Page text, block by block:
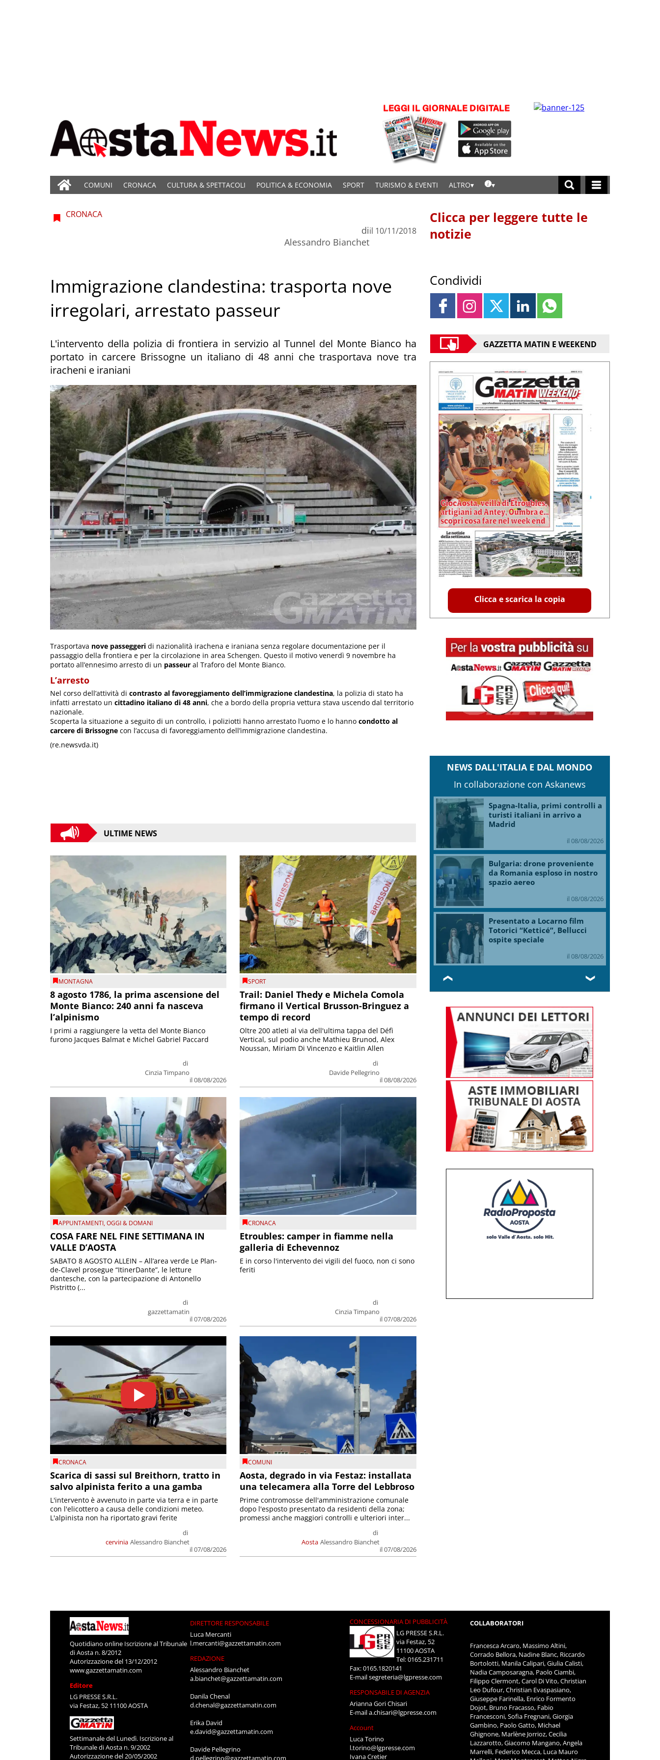
COMUNI CRONACA CULTURA & SPETTACOLI POLITICA & ECONOMIA SPORT TURISMO & EVENTI ALTRO
CRONACA
di
Alessandro Bianchet
il 10/11/2018
Immigrazione clandestina: trasporta nove
irregolari, arrestato passeur
L'intervento della polizia di frontiera in servizio al Tunnel del Monte Bianco ha
portato in carcere Brissogne un italiano di 48 anni che trasportava nove tra
iracheni e iraniani
Trasportava nove passeggeri di nazionalità irachena e iraniana senza regolare documentazione per il
passaggio della frontiera e per la circolazione in area Schengen. Questo il motivo venerdì 9 novembre ha
portato all’ennesimo arresto di un passeur al Traforo del Monte Bianco.
L’arresto
Nel corso dell’attività di contrasto al favoreggiamento dell’immigrazione clandestina, la polizia di stato ha
infatti arrestato un cittadino italiano di 48 anni, che a bordo della propria vettura stava uscendo dal territorio
nazionale.
Scoperta la situazione a seguito di un controllo, i poliziotti hanno arrestato l’uomo e lo hanno condotto al
carcere di Brissogne con l’accusa di favoreggiamento dell’immigrazione clandestina.
(re.newsvda.it)
ULTIME NEWS
MONTAGNA
8 agosto 1786, la prima ascensione del
Monte Bianco: 240 anni fa nasceva
l’alpinismo
di
Cinzia Timpano
il 08/08/2026
I primi a raggiungere la vetta del Monte Bianco
furono Jacques Balmat e Michel Gabriel Paccard
SPORT
Trail: Daniel Thedy e Michela Comola
firmano il Vertical Brusson-Bringuez a
tempo di record
di
Davide Pellegrino
il 08/08/2026
Oltre 200 atleti al via dell'ultima tappa del Défì
Vertical, sul podio anche Mathieu Brunod, Alex
Noussan, Miriam Di Vincenzo e Kaitlin Allen
APPUNTAMENTI,OGGI & DOMANI
COSA FARE NEL FINE SETTIMANA IN
VALLE D’AOSTA
di
gazzettamatin
il 07/08/2026
SABATO 8 AGOSTO ALLEIN – All’area verde Le Plan-
de-Clavel prosegue “ItinerDante”, le letture
dantesche, con la partecipazione di Antonello
Pistritto (...
CRONACA
Etroubles: camper in fiamme nella
galleria di Echevennoz
di
Cinzia Timpano
il 07/08/2026
E in corso l'intervento dei vigili del fuoco, non ci sono
feriti
CRONACA
Scarica di sassi sul Breithorn, tratto in
salvo alpinista ferito a una gamba
cervinia
di
Alessandro Bianchet
il 07/08/2026
L'intervento è avvenuto in parte via terra e in parte
con l'elicottero a causa delle condizioni meteo.
L'alpinista non ha riportato gravi ferite
COMUNI
Aosta, degrado in via Festaz: installata
una telecamera alla Torre del Lebbroso
Aosta
di
Alessandro Bianchet
il 07/08/2026
Prime contromosse dell'amministrazione comunale
dopo l'esposto presentato da residenti della zona;
promessi anche maggiori controlli e ulteriori inter...
Clicca per leggere tutte le
notizie
Condividi
GAZZETTA MATIN E WEEKEND
Clicca e scarica la copia
NEWS DALL'ITALIA E DAL MONDO
In collaborazione con Askanews
Spagna-Italia, primi controlli a
turisti italiani in arrivo a
Madrid
il 08/08/2026
Bulgaria: drone proveniente
da Romania esploso in nostro
spazio aereo
il 08/08/2026
Presentato a Locarno film
Totorici “Ketticé”, Bellucci
ospite speciale
il 08/08/2026
❮ ❯
Quotidiano online Iscrizione al Tribunale
di Aosta n. 8/2012
Autorizzazione del 13/12/2012
www.gazzettamatin.com
Editore
LG PRESSE S.R.L.
via Festaz, 52 11100 AOSTA
Settimanale del Lunedì. Iscrizione al
Tribunale di Aosta n. 9/2002
Autorizzazione del 20/05/2002
DIRETTORE RESPONSABILE
Luca Mercanti
l.mercanti@gazzettamatin.com
REDAZIONE
Alessandro Bianchet
a.bianchet@gazzettamatin.com
Danila Chenal
d.chenal@gazzettamatin.com
Erika David
e.david@gazzettamatin.com
Davide Pellegrino
d.pellegrino@gazzettamatin.com
CONCESSIONARIA DI PUBBLICITÀ
LG PRESSE S.R.L.
via Festaz, 52
11100 AOSTA
Tel: 0165.231711
Fax: 0165.1820141
E-mailsegreteria@lgpresse.com
RESPONSABILE DI AGENZIA
Arianna Gori Chisari
E-maila.chisari@lgpresse.com
Account
Luca Torino
l.torino@lgpresse.com
Ivana Cretier
COLLABORATORI
Francesca Arcaro, Massimo Altini,
Corrado Bellora, Nadine Blanc, Riccardo
Bortolotti, Manila Calipari, Giulia Calisti,
Nadia Camposaragna, Paolo Ciambi,
Filippo Clermont, Carol Di Vito, Christian
Leo Dufour, Christian Evaspasiano,
Giuseppe Farinella, Enrico Formento
Dojot, Bruno Fracasso, Fabio
Francesconi, Sofia Fregnani, Giorgia
Gambino, Paolo Gatto, Michael
Ghignone, Marlène Jorrioz, Cecilia
Lazzarotto, Giacomo Mangano, Angela
Marrelli, Federico Mecca, Luca Mauro